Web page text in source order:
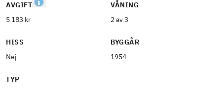
AVGIFT
5 183 kr
VÅNING
2 av 3
HISS
Nej
BYGGÅR
1954
TYP